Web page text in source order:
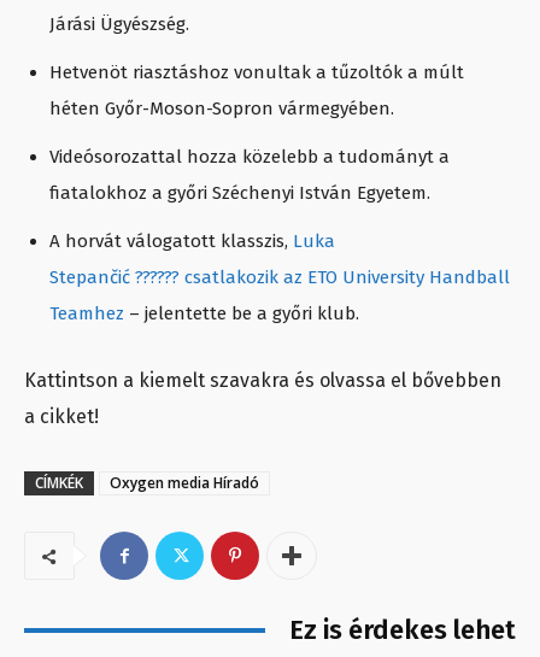
Járási Ügyészség.
Hetvenöt riasztáshoz vonultak a tűzoltók a múlt
héten Győr-Moson-Sopron vármegyében.
Videósorozattal hozza közelebb a tudományt a
fiatalokhoz a győri Széchenyi István Egyetem.
A horvát válogatott klasszis, Luka
Stepančić ?????? csatlakozik az ETO University Handball
Teamhez – jelentette be a győri klub.
Kattintson a kiemelt szavakra és olvassa el bővebben
a cikket!
CÍMKÉK Oxygen media Híradó
Ez is érdekes lehet